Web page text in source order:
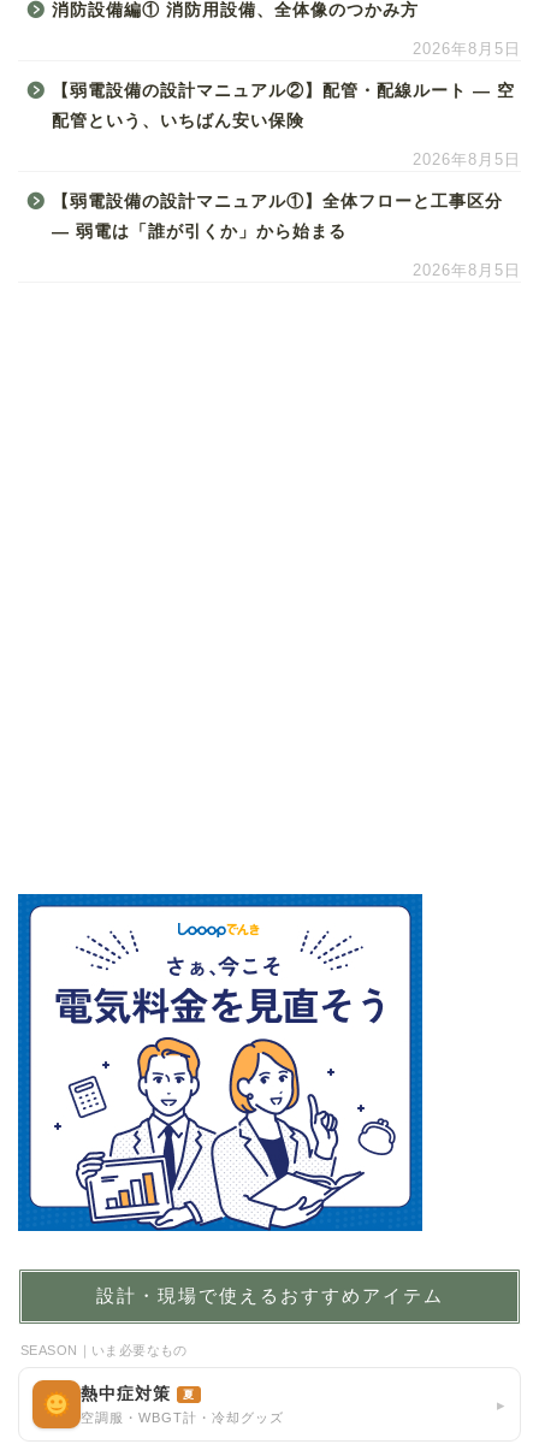
消防設備編① 消防用設備、全体像のつかみ方
2026年8月5日
【弱電設備の設計マニュアル②】配管・配線ルート ― 空
配管という、いちばん安い保険
2026年8月5日
【弱電設備の設計マニュアル①】全体フローと工事区分
― 弱電は「誰が引くか」から始まる
2026年8月5日
設計・現場で使えるおすすめアイテム
SEASON｜いま必要なもの
熱中症対策 夏
空調服・WBGT計・冷却グッズ
▸